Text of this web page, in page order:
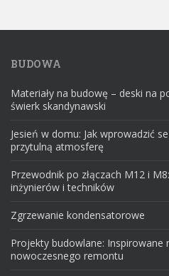
BUDOWA
Materiały na budowę – deski na
świerk skandynawski
Jesień w domu: Jak wprowadzić
przytulną atmosferę
Przewodnik po złączach M12 i
inżynierów i techników
Zgrzewanie kondensatorowe
Projekty budowlane: Inspirowane
nowoczesnego remontu